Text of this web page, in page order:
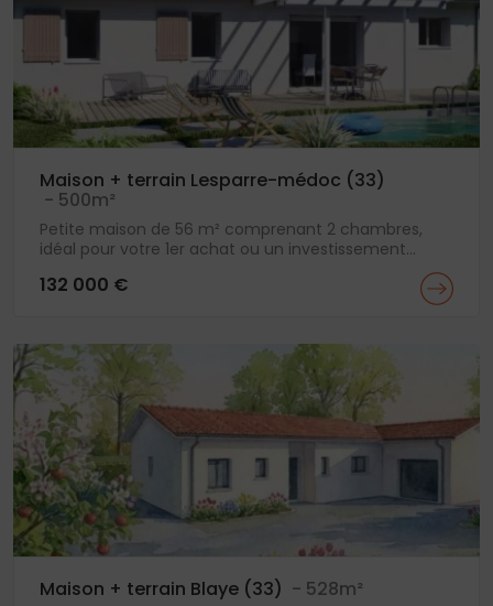
Maison + terrain Lesparre-médoc (33)
- 500m²
Petite maison de 56 m² comprenant 2 chambres,
idéal pour votre 1er achat ou un investissement...
132 000 €
Maison + terrain Blaye (33) - 528m²